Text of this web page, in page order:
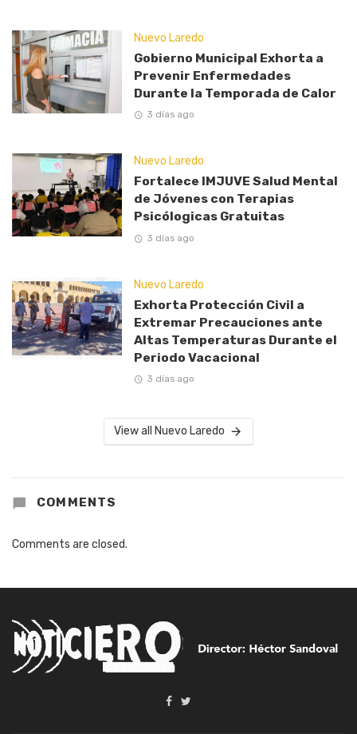
Nuevo Laredo
Gobierno Municipal Exhorta a
Prevenir Enfermedades
Durante la Temporada de Calor
3 días ago
Nuevo Laredo
Fortalece IMJUVE Salud Mental
de Jóvenes con Terapias
Psicólogicas Gratuitas
3 días ago
Nuevo Laredo
Exhorta Protección Civil a
Extremar Precauciones ante
Altas Temperaturas Durante el
Periodo Vacacional
3 días ago
View all Nuevo Laredo
COMMENTS
Comments are closed.